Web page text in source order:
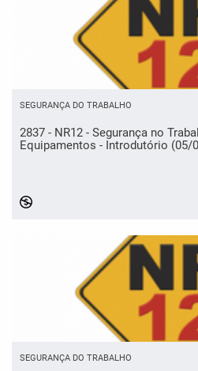
SEGURANÇA DO TRABALHO
2837 - NR12 - Segurança no
Equipamentos - Introdutório (05/
SEGURANÇA DO TRABALHO